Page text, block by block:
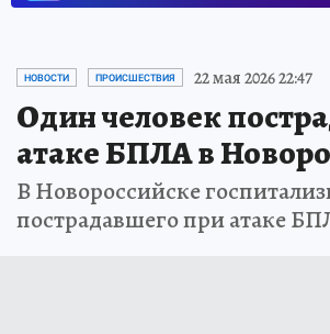
НОВОСТИ ПРОИСШЕСТВИЯ 22 мая 2026 22:47
Один человек
атаке БПЛА в
В Новороссийске
пострадавшего при атаке